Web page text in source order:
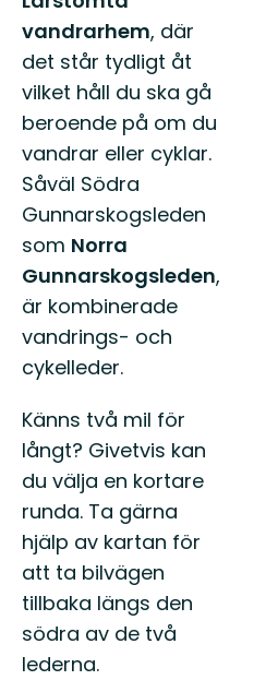
vandrarhem, där
det står tydligt åt
vilket håll du ska gå
beroende på om du
vandrar eller cyklar.
Såväl Södra
Gunnarskogsleden
som Norra
Gunnarskogsleden,
är kombinerade
vandrings- och
cykelleder.
Känns två mil för
långt? Givetvis kan
du välja en kortare
runda. Ta gärna
hjälp av kartan för
att ta bilvägen
tillbaka längs den
södra av de två
lederna.